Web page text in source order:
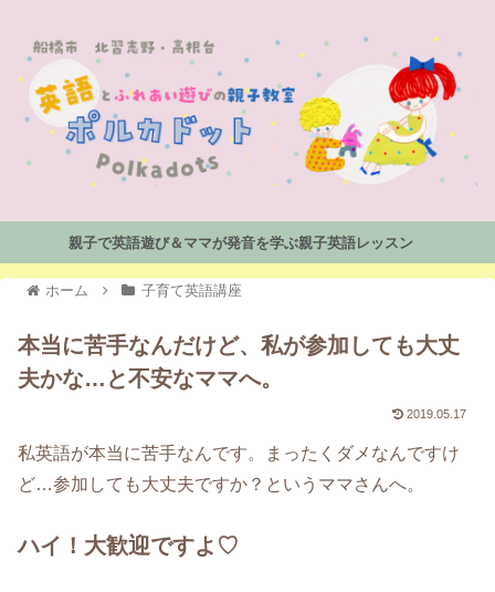
親子で英語遊び＆ママが発音を学ぶ親子英語レッスン
ホーム 子育て英語講座
本当に苦手なんだけど、私が参加しても大丈
夫かな…と不安なママへ。
2019.05.17
私英語が本当に苦手なんです。まったくダメなんですけ
ど…参加しても大丈夫ですか？というママさんへ。
ハイ！大歓迎ですよ♡